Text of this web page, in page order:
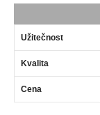
Užitečnost
Kvalita
Cena